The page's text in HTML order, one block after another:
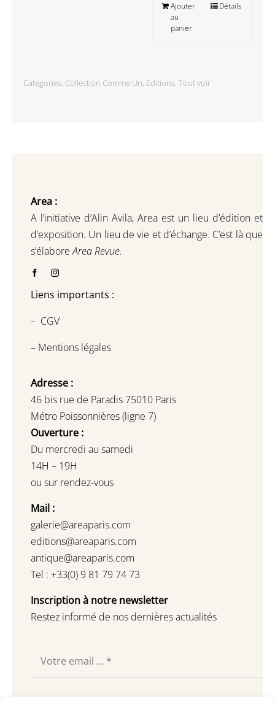
Ajouter
au
panier
Détails
Categories: Collection Comme Un, Editions, Tout voir
Area :
A l’initiative d’Alin Avila, Area est un lieu d’édition et
d’exposition. Un lieu de vie et d’échange. C’est là que
s’élaboreArea Revue.
Liens importants :
– CGV
– Mentions légales
Adresse :
46 bis rue de Paradis 75010 Paris
Métro Poissonnières (ligne 7)
Ouverture :
Du mercredi au samedi
14H – 19H
ou sur rendez-vous
Mail :
galerie@areaparis.com
editions@areaparis.com
antique@areaparis.com
Tel : +33(0) 9 81 79 74 73
Inscription à notre newsletter
Restez informé de nos dernières actualités